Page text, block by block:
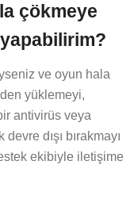
çökmeye
ve oyun hala
yüklemeyi,
antivirüs veya
dışı bırakmayı
ekibiyle iletişime